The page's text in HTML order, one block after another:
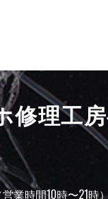
修理工
営業時間10時〜21時